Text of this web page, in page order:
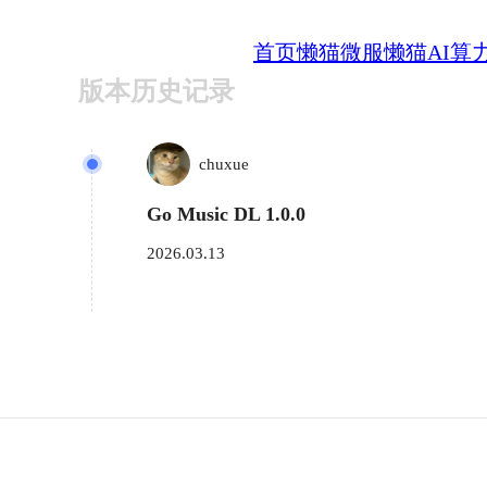
首页懒猫微服懒猫AI算
版本历史记录
chuxue
Go Music DL 1.0.0
2026.03.13